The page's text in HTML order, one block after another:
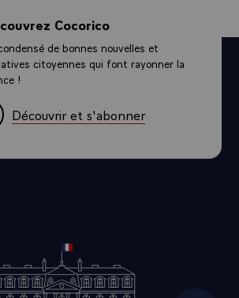
Cocorico
de bonnes nouvelles et
citoyennes qui font rayonner la
!
Découvrir et s'abonner